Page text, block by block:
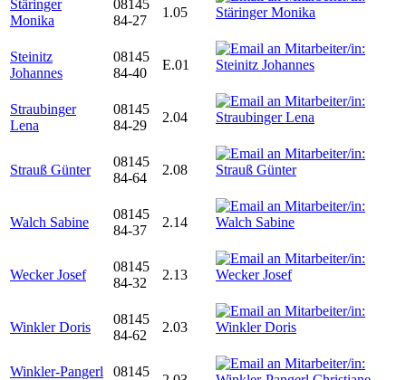
Stäringer
Monika
08145
84-27
1.05
Steinitz
Johannes
08145
84-40
E.01
Straubinger
Lena
08145
84-29
2.04
Strauß Günter
08145
84-64
2.08
Walch Sabine
08145
84-37
2.14
Wecker Josef
08145
84-32
2.13
Winkler Doris
08145
84-62
2.03
Winkler-Pangerl
08145